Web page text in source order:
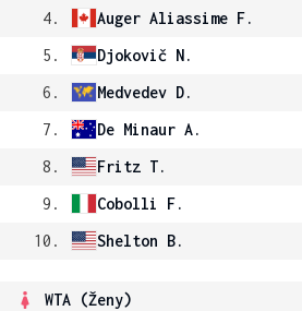
4.
Auger Aliassime F.
5.
Djokovič N.
6.
Medvedev D.
7.
De Minaur A.
8.
Fritz T.
9.
Cobolli F.
10.
Shelton B.
WTA (Ženy)